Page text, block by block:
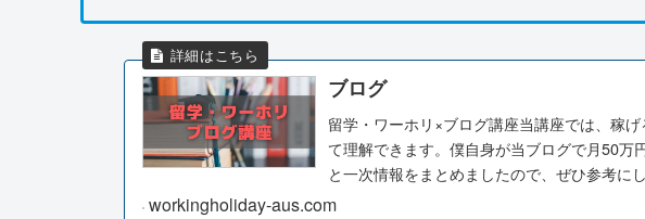
ブログ
留学・ワーホリ×ブログ講座当講座では、稼
て理解できます。僕自身が当ブログで月50万
と一次情報をまとめましたので、ぜひ参考に
たら、まずはブログ開...
workingholiday-aus.com